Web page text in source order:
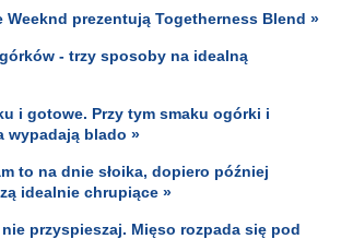
Weeknd prezentują Togetherness Blend »
- trzy sposoby na idealną
i gotowe. Przy tym smaku ogórki i
wypadają blado »
to na dnie słoika, dopiero później
idealnie chrupiące »
przyspieszaj. Mięso rozpada się pod